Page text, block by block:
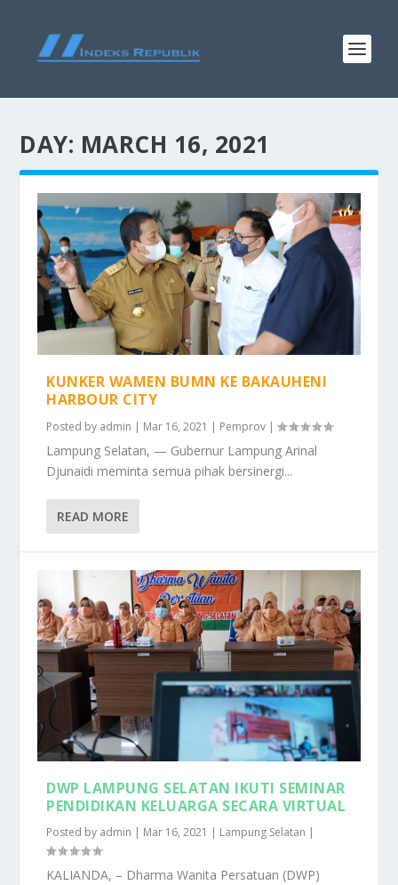
DAY: MARCH 16, 2021
KUNKER WAMEN BUMN KE BAKAUHENI
HARBOUR CITY
Posted by admin | Mar 16, 2021 | Pemprov |
Lampung Selatan, — Gubernur Lampung Arinal
Djunaidi meminta semua pihak bersinergi...
READ MORE
DWP LAMPUNG SELATAN IKUTI SEMINAR
PENDIDIKAN KELUARGA SECARA VIRTUAL
Posted by admin | Mar 16, 2021 | Lampung Selatan |
KALIANDA, – Dharma Wanita Persatuan (DWP)